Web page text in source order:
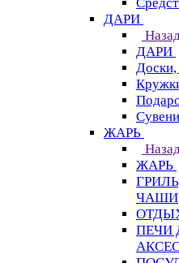
ДАРИ
ДАРИ
ЖАРЬ
ЖАРЬ
ЧАШИ
ПЕЧИ